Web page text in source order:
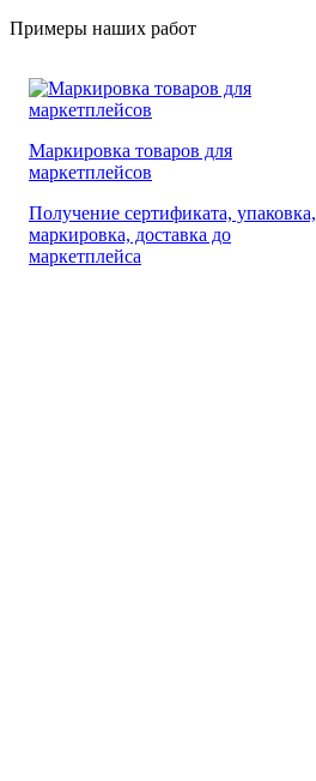
Примеры наших работ
Маркировка товаров для
маркетплейсов
Получение сертификата, упаковка,
маркировка, доставка до
маркетплейса